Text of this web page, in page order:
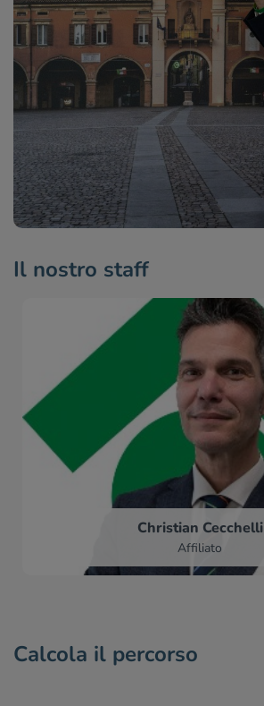
Il nostro staff
Christian Cecchelli
Affiliato
Calcola il percorso